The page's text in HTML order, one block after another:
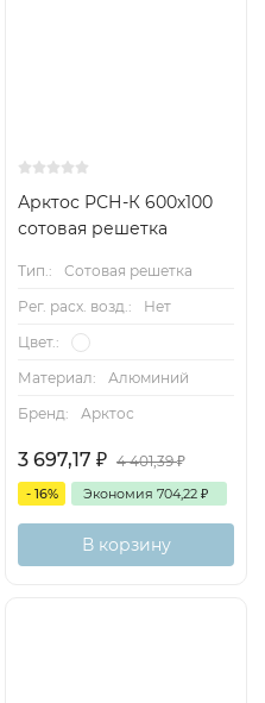
Арктос РСН-К 600х100
сотовая решетка
Тип.:
Сотовая решетка
Рег. расх. возд.:
Нет
Цвет.:
Материал:
Алюминий
Бренд:
Арктос
3 697,17 ₽ 4 401,39₽
- 16% Экономия 704,22 ₽
В корзину